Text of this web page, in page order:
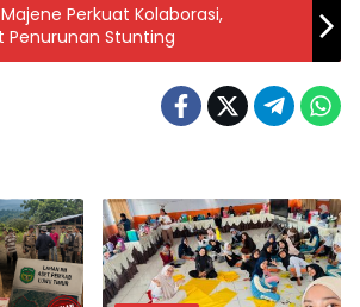
Perkuat Kolaborasi,
Penurunan Stunting